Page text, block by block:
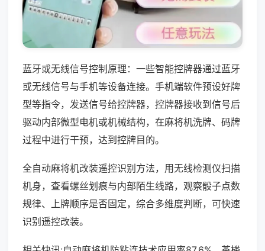
蓝牙或无线信号控制原理：一些智能控牌器通过蓝牙
或无线信号与手机等设备连接。手机端软件预设好牌
型等指令，发送信号给控牌器，控牌器接收到信号后
驱动内部微型电机或机械结构，在麻将机洗牌、码牌
过程中进行干预，达到控牌目的。
全自动麻将机改装遥控识别方法，用无线检测仪扫描
机身，查看螺丝划痕与内部陌生线路，观察骰子点数
规律、上牌顺序是否固定，综合多维度判断，可快速
识别遥控改装。